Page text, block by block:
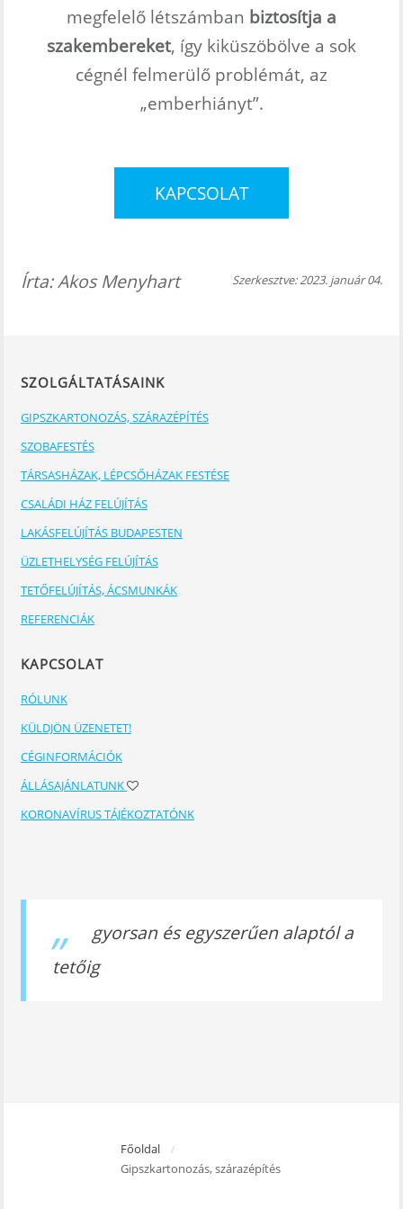
megfelelő létszámban biztosítja a
szakembereket, így kiküszöbölve a sok
cégnél felmerülő problémát, az
„emberhiányt”.
KAPCSOLAT
Írta:Akos Menyhart Szerkesztve: 2023. január 04.
SZOLGÁLTATÁSAINK
GIPSZKARTONOZÁS, SZÁRAZÉPÍTÉS
SZOBAFESTÉS
TÁRSASHÁZAK, LÉPCSŐHÁZAK FESTÉSE
CSALÁDI HÁZ FELÚJÍTÁS
LAKÁSFELÚJÍTÁS BUDAPESTEN
ÜZLETHELYSÉG FELÚJÍTÁS
TETŐFELÚJÍTÁS, ÁCSMUNKÁK
REFERENCIÁK
KAPCSOLAT
RÓLUNK
KÜLDJÖN ÜZENETET!
CÉGINFORMÁCIÓK
ÁLLÁSAJÁNLATUNK
KORONAVÍRUS TÁJÉKOZTATÓNK
gyorsan és egyszerűen alaptól a
tetőig
Főoldal /
Gipszkartonozás, szárazépítés